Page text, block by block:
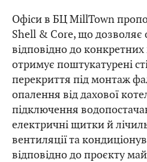
Офіси в БЦ MillTown
Shell & Core, що дозволяє
відповідно до конкретних
отримує поштукатурені
перекриття під монтаж
опалення від дахової
підключення
електричні щитки й
вентиляції та
відповідно до проєкту